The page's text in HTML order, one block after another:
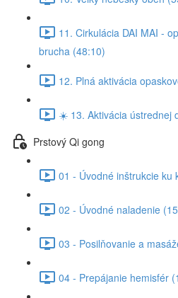
11. Cirkulácia DAI MAI -
brucha (48:10)
12. Plná aktivácia
☀️ 13. Aktivácia ústrednej
Prstový Qi gong
01 - Úvodné inštrukcie ku
02 - Úvodné naladenie
03 - Posilňovanie a
04 - Prepájanie hemisfér